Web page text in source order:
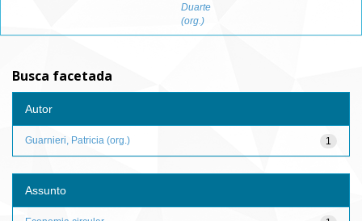
Duarte
(org.)
Busca facetada
Autor
1
Guarnieri, Patricia (org.)
Assunto